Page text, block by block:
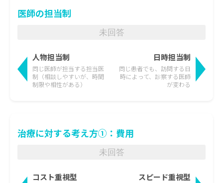
医師の担当制
未回答
人物担当制
同じ医師が担当する担当医
制 （相談しやすいが、時間
制限や相性がある）
同じ患者でも、訪問する日
時によって、 診察する医師
が変わる
日時担当制
治療に対する考え方①：費用
未回答
コスト重視型 スピード重視型